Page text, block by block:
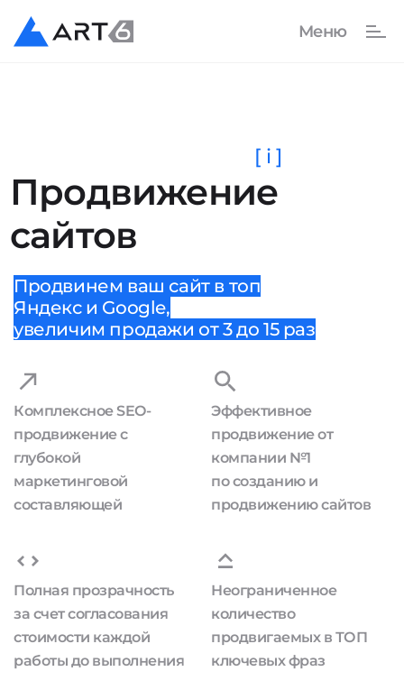
Продвижение
сайтов
[ i ]
Продвинем ваш сайт в топ
Яндекс и Google,
увеличим продажи от 3 до 15 раз
Комплексное SEO-
продвижение с
глубокой
маркетинговой
составляющей
Эффективное
продвижение от
компании №1
по созданию и
продвижению сайтов
Полная прозрачность
за счет согласования
стоимости каждой
работы до выполнения
Неограниченное
количество
продвигаемых в ТОП
ключевых фраз